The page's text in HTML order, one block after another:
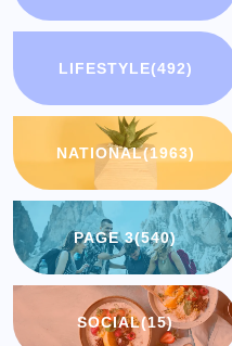
LIFESTYLE(492)
NATIONAL(1963)
PAGE 3(540)
SOCIAL(15)